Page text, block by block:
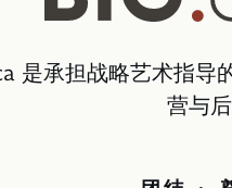
是承担战略艺术指导
营与